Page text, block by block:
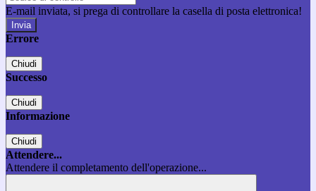
E-mail inviata, si prega di controllare la casella di posta elettronica!
Errore
Chiudi
Successo
Chiudi
Informazione
Chiudi
Attendere...
Attendere il completamento dell'operazione...